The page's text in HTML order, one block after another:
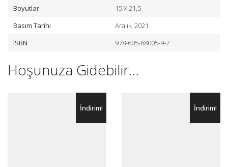
Boyutlar
15 X 21,5
Basım Tarihi
Aralık, 2021
ISBN
978-605-68005-9-7
Hoşunuza Gidebilir…
İndirim! İndirim!